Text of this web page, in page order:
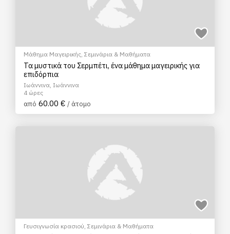
Μάθημα Μαγειρικής, Σεμινάρια & Μαθήματα
Τα μυστικά του Σερμπέτι, ένα μάθημα μαγειρικής για
επιδόρπια
Ιωάννινα, Ιωάννινα
4 ώρες
από 60.00 € / άτομο
Γευσιγνωσία κρασιού, Σεμινάρια & Μαθήματα